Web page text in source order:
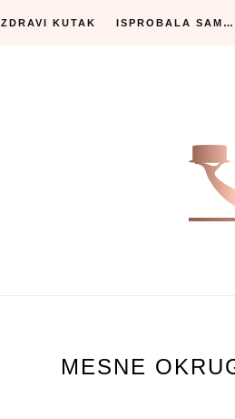
ZDRAVI KUTAK ISPROBALA SAM…
MESNE